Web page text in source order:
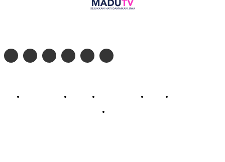
Profil Madu TV Redaksi Pedoman Siber Kontak